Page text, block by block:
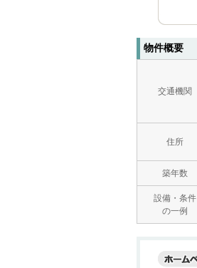
物件概要
交通機関
住所
築年数
設備・条件
の一例